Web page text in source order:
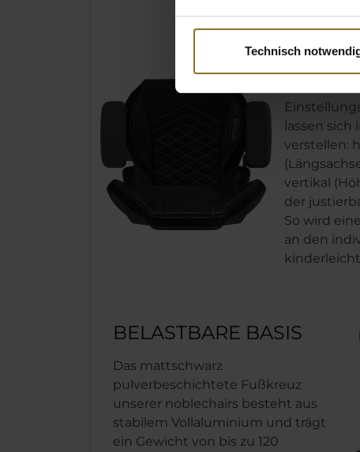
Technisch
4D-
Die
lassen sich
verstellen:
vertikal
der
So wird
an den
BELASTBARE BASIS
Das mattschwarz
pulverbeschichtete Fußkreuz
unserer noblechairs besteht aus
stabilem Vollaluminium und trägt
ein Gewicht von bis zu 120